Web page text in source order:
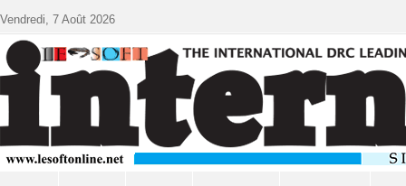
Vendredi, 7 Août 2026